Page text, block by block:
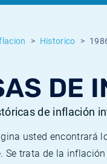
Historico
DE
de inflación
usted encontrará
Se trata de la